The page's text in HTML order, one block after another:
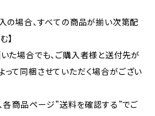
の場合、すべての商品が揃い次第配
】
た場合でも、ご購入者様と送付先が
て同梱させていただく場合がござい
各商品ページ”送料を確認する”でご